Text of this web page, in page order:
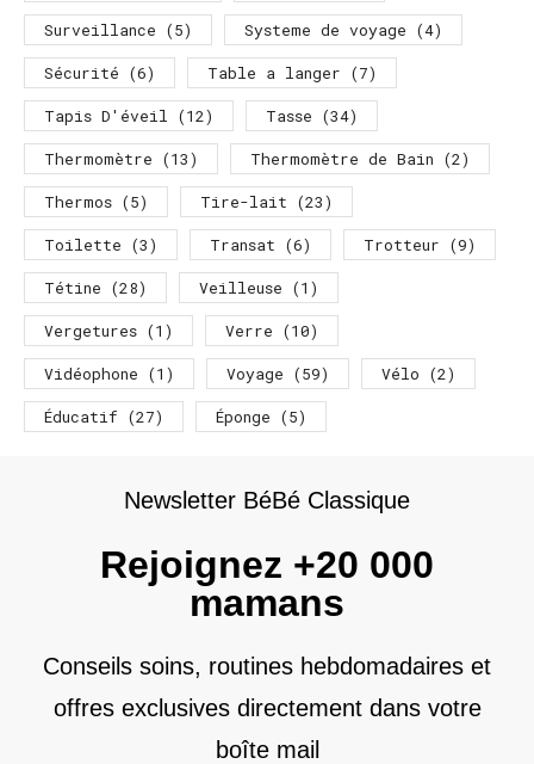
Surveillance (5) Systeme de voyage (4)
Sécurité (6) Table a langer (7)
Tapis D'éveil (12) Tasse (34)
Thermomètre (13) Thermomètre de Bain (2)
Thermos (5) Tire-lait (23)
Toilette (3) Transat (6) Trotteur (9)
Tétine (28) Veilleuse (1)
Vergetures (1) Verre (10)
Vidéophone (1) Voyage (59) Vélo (2)
Éducatif (27) Éponge (5)
Newsletter BéBé Classique
Rejoignez +20 000
mamans
Conseils soins, routines hebdomadaires et
offres exclusives directement dans votre
boîte mail